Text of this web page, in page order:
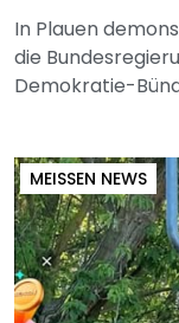
In Plauen
die
Demokratie-
MEISSEN NEWS